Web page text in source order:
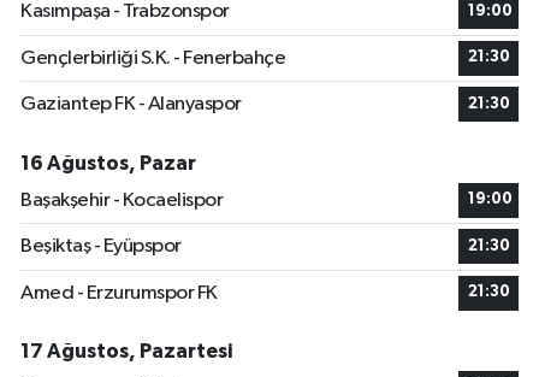
Kasımpaşa - Trabzonspor 19:00
Gençlerbirliği S.K. - Fenerbahçe 21:30
Gaziantep FK - Alanyaspor 21:30
16 Ağustos, Pazar
Başakşehir - Kocaelispor
19:00
Beşiktaş - Eyüpspor 21:30
Amed - Erzurumspor FK 21:30
17 Ağustos, Pazartesi